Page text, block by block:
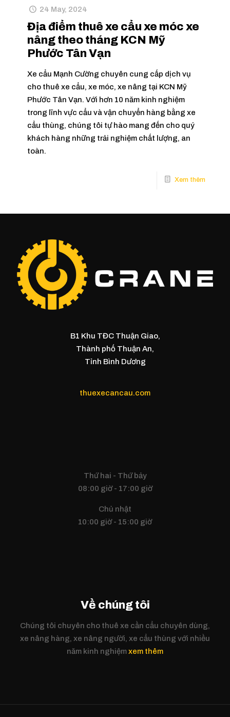
24 May, 2024
Địa điểm thuê xe cẩu xe móc xe
nâng theo tháng KCN Mỹ
Phước Tân Vạn
Xe cẩu Mạnh Cường chuyên cung cấp dịch vụ
cho thuê xe cẩu, xe móc, xe nâng tại KCN Mỹ
Phước Tân Vạn. Với hơn 10 năm kinh nghiệm
trong lĩnh vực cẩu và vận chuyển hàng bằng xe
cẩu thùng, chúng tôi tự hào mang đến cho quý
khách hàng những trải nghiệm chất lượng, an
toàn.
B1 Khu TĐC Thuận Giao,
Thành phố Thuận An,
Tỉnh Bình Dương
thuexecancau.com
Thứ hai - Thứ bảy
08:00 giờ - 17:00 giờ
Chủ nhật
10:00 giờ - 15:00 giờ
Về chúng tôi
Chúng tôi chuyên cho thuê xe cần cẩu chuyên dùng,
xe nâng hàng, xe nâng người, xe cẩu thùng với nhiều
năm kinh nghiệmxem thêm